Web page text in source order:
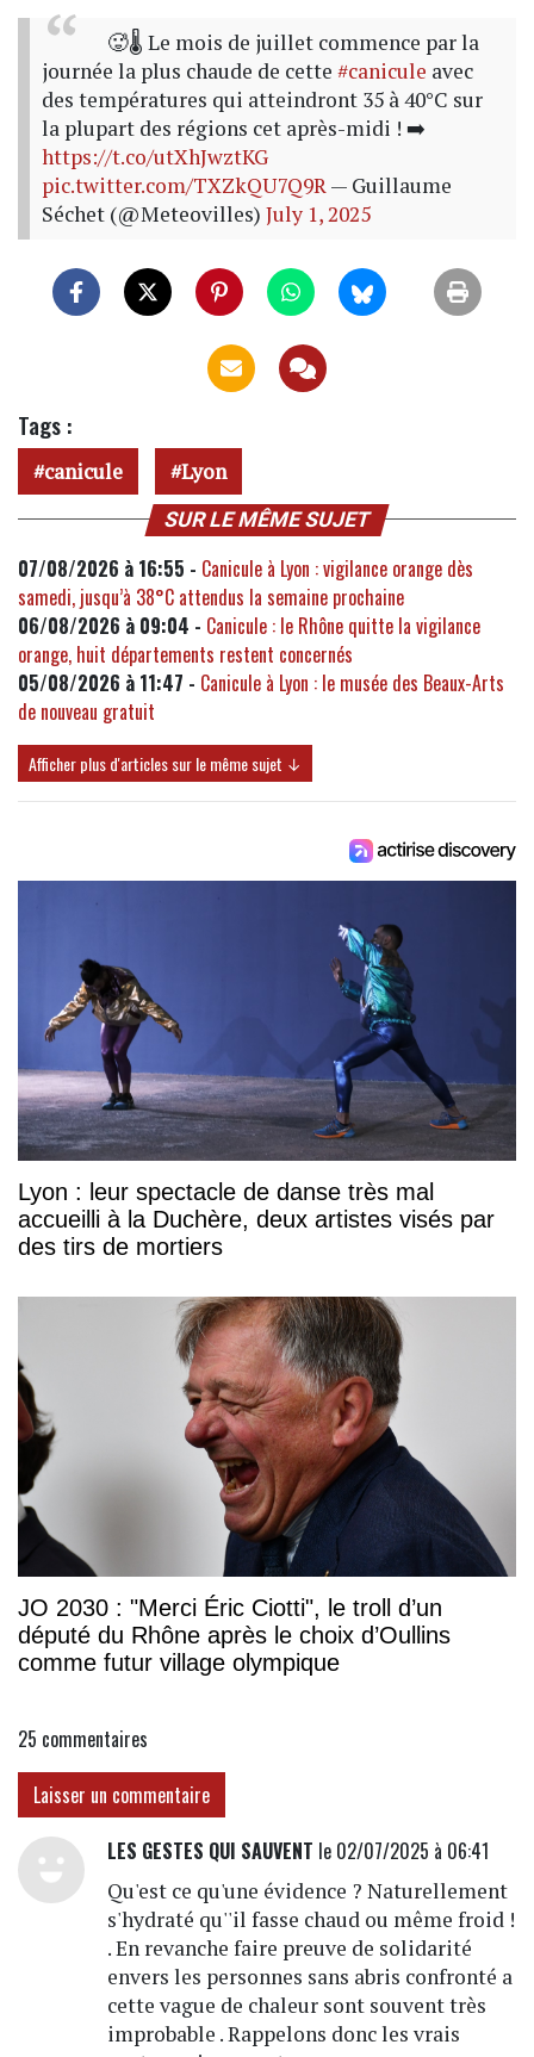
🥵🌡️ Le mois de juillet commence par la
journée la plus chaude de cette #canicule avec
des températures qui atteindront 35 à 40°C sur
la plupart des régions cet après-midi ! ➡️
https://t.co/utXhJwztKG
pic.twitter.com/TXZkQU7Q9R— Guillaume
Séchet (@Meteovilles) July 1, 2025
Tags :
canicule Lyon
SUR LE MÊME SUJET
07/08/2026 à 16:55 - Canicule à Lyon : vigilance orange dès
samedi, jusqu’à 38°C attendus la semaine prochaine
06/08/2026 à 09:04 - Canicule : le Rhône quitte la vigilance
orange, huit départements restent concernés
05/08/2026 à 11:47 - Canicule à Lyon : le musée des Beaux-Arts
de nouveau gratuit
Afficher plus d'articles sur le même sujet ↓
Lyon : leur spectacle de danse très mal
accueilli à la Duchère, deux artistes visés par
des tirs de mortiers
JO 2030 : "Merci Éric Ciotti", le troll d’un
député du Rhône après le choix d’Oullins
comme futur village olympique
25 commentaires
Laisser un commentaire
LES GESTES QUI SAUVENT le 02/07/2025 à 06:41
Qu'est ce qu'une évidence ? Naturellement
s'hydraté qu''il fasse chaud ou même froid !
. En revanche faire preuve de solidarité
envers les personnes sans abris confronté a
cette vague de chaleur sont souvent très
improbable . Rappelons donc les vrais